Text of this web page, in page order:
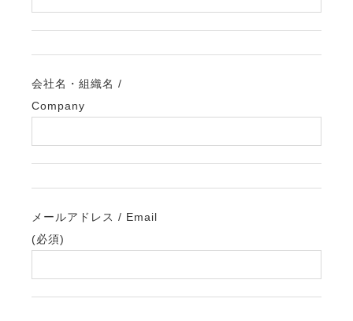
会社名・組織名 /
Company
メールアドレス / Email
(必須)